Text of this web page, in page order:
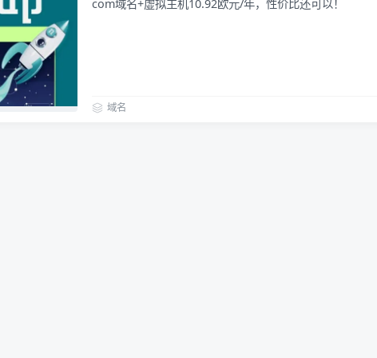
com域名+虚拟主机10.92欧元/年，性价比还可以！
域名